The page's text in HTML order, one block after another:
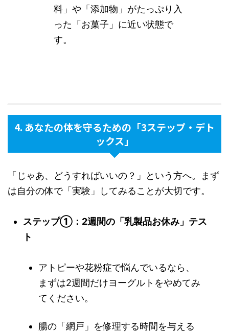
料」や「添加物」がたっぷり入
った「お菓子」に近い状態で
す。
4. あなたの体を守るための「3ステップ・デト
ックス」
「じゃあ、どうすればいいの？」という方へ。まず
は自分の体で「実験」してみることが大切です。
ステップ①：2週間の「乳製品お休み」テス
ト
アトピーや花粉症で悩んでいるなら、
まずは2週間だけヨーグルトをやめてみ
てください。
腸の「網戸」を修理する時間を与える